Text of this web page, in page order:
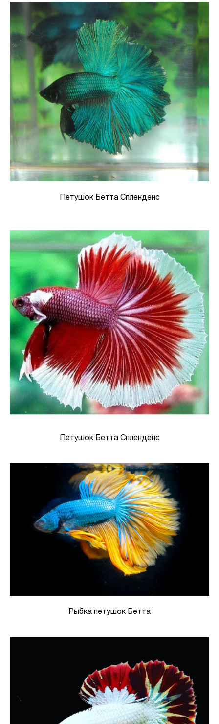
Петушок Бетта Спленденс
Петушок Бетта Спленденс
Рыбка петушок Бетта